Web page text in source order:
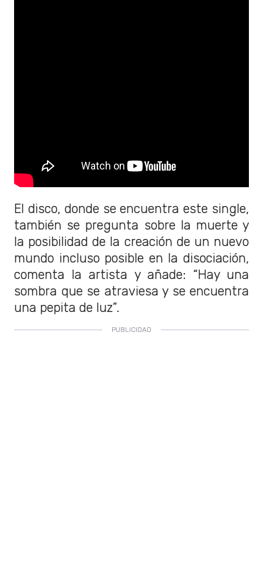
El disco, donde se encuentra este single,
también se pregunta sobre la muerte y
la posibilidad de la creación de un nuevo
mundo incluso posible en la disociación,
comenta la artista y añade: “Hay una
sombra que se atraviesa y se encuentra
una pepita de luz”.